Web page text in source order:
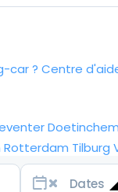
car ? Centre
Doetinchem
Rotterdam Tilburg